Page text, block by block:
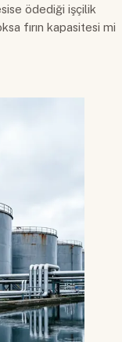
ödediği işçilik
fırın kapasitesi mi